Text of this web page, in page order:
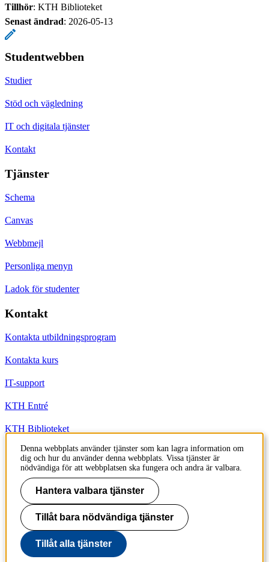
Tillhör: KTH Biblioteket
Senast ändrad: 2026-05-13
Studentwebben
Studier
Stöd och vägledning
IT och digitala tjänster
Kontakt
Tjänster
Schema
Canvas
Webbmejl
Personliga menyn
Ladok för studenter
Kontakt
Kontakta utbildningsprogram
Kontakta kurs
IT-support
KTH Entré
KTH Biblioteket
KTH
100 44 Stockholm
+46 8 790 60 00
info@kth.se
📷 @KTHstudent på Instagram
Denna webbplats använder tjänster som kan lagra information om
dig och hur du använder denna webbplats. Vissa tjänster är
nödvändiga för att webbplatsen ska fungera och andra är valbara.
Hantera valbara tjänster
Tillåt bara nödvändiga tjänster
Tillåt alla tjänster